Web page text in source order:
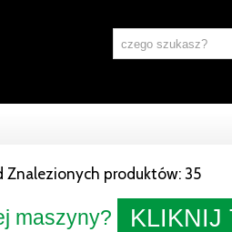
Znalezionych produktów: 35
maszyny? KLIKNIJ